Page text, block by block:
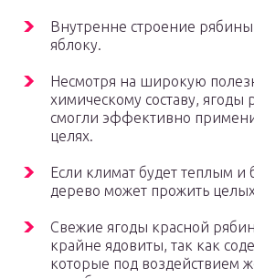
Внутренне строение
яблоку.
Несмотря на широкую
химическому составу, ягоды
смогли эффективно
целях.
Если климат будет теплым и
дерево может прожить
Свежие ягоды красной
крайне ядовиты, так как
которые под воздействием